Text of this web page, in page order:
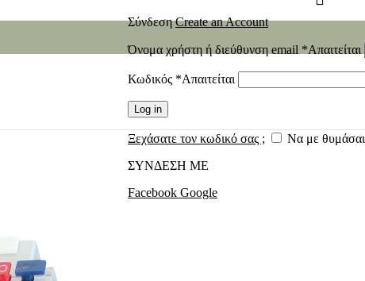
ΣύνδεσηCreate an Account
Όνομα χρήστη ή διεύθυνση email *Απαιτείται
Κωδικός *Απαιτείται
Log in
Ξεχάσατε τον κωδικό σας ;
Να με θυμάσαι
ΣΥΝΔΕΣΗ ΜΕ
Facebook Google